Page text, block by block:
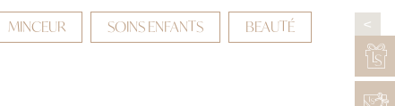
>
MINCEUR SOINS ENFANTS
BEAUTÉ